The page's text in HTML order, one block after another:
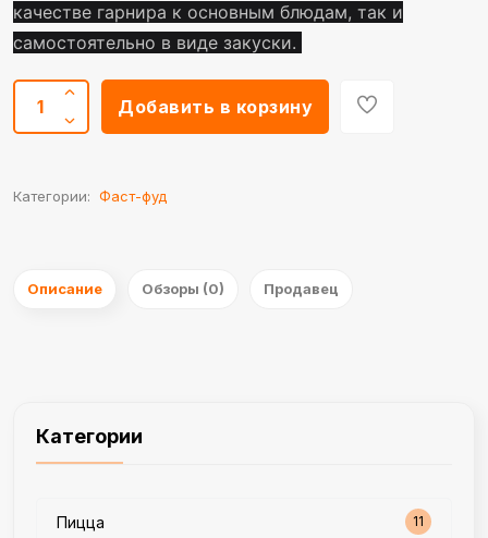
качестве гарнира к основным блюдам, так и
самостоятельно в виде закуски.
Добавить в корзину
Категории: Фаст-фуд
Описание Обзоры (0) Продавец
Категории
Пицца 11